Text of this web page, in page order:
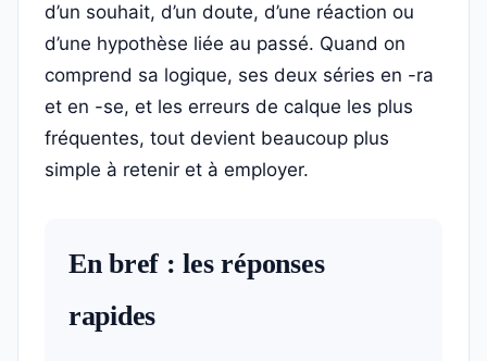
d’un souhait, d’un doute, d’une réaction ou
d’une hypothèse liée au passé. Quand on
comprend sa logique, ses deux séries en -ra
et en -se, et les erreurs de calque les plus
fréquentes, tout devient beaucoup plus
simple à retenir et à employer.
En bref : les réponses
rapides